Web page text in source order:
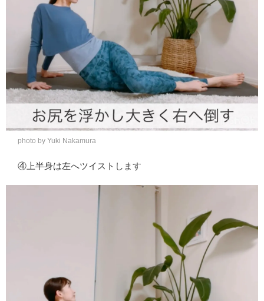
photo by Yuki Nakamura
④上半身は左へツイストします